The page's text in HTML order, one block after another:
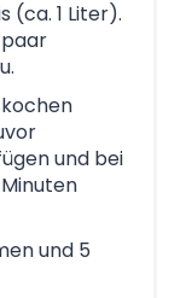
(ca. 1 Liter).
paar
und bei
und 5